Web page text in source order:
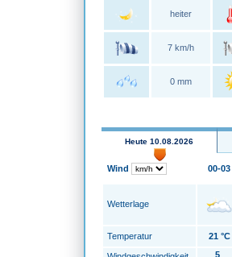
heiter
7 km/h
0 mm
Heute 10.08.2026
Wind 00-03
Wetterlage
Temperatur 21 °C
5